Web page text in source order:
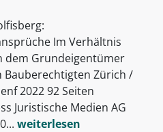
Im Verhältnis
dem Grundeigentümer
Bauberechtigten Zürich /
2022 92 Seiten
Juristische Medien AG
weiterlesen